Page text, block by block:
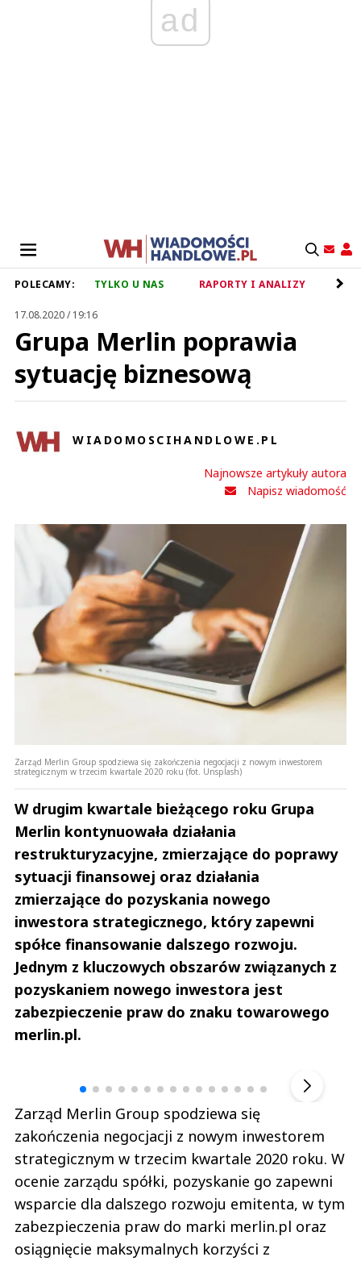
ad
POLECAMY: TYLKO U NAS RAPORTY I ANALIZY
17.08.2020 / 19:16
Grupa Merlin poprawia
sytuację biznesową
WIADOMOSCIHANDLOWE.PL
Najnowsze artykuły autora
Napisz wiadomość
Zarząd Merlin Group spodziewa się zakończenia negocjacji z nowym inwestorem
strategicznym w trzecim kwartale 2020 roku (fot. Unsplash)
W drugim kwartale bieżącego roku Grupa
Merlin kontynuowała działania
restrukturyzacyjne, zmierzające do poprawy
sytuacji finansowej oraz działania
zmierzające do pozyskania nowego
inwestora strategicznego, który zapewni
spółce finansowanie dalszego rozwoju.
Jednym z kluczowych obszarów związanych z
pozyskaniem nowego inwestora jest
zabezpieczenie praw do znaku towarowego
merlin.pl.
Zarząd Merlin Group spodziewa się
zakończenia negocjacji z nowym inwestorem
strategicznym w trzecim kwartale 2020 roku. W
ocenie zarządu spółki, pozyskanie go zapewni
wsparcie dla dalszego rozwoju emitenta, w tym
zabezpieczenia praw do marki merlin.pl oraz
osiągnięcie maksymalnych korzyści z